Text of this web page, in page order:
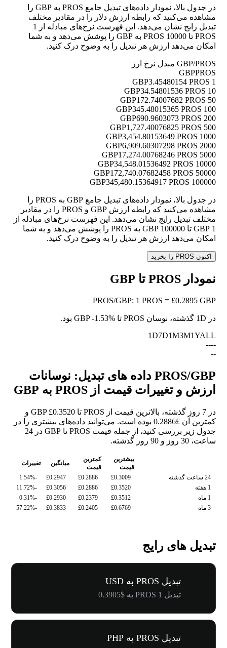
در جدول بالا، نمودار داده‌های تبدیل جامع PROS به GBP را
مشاهده می‌کنید که رابطه ارزش دلار را در مقادیر مختلف
تبدیل رایج نشان می‌دهد. این فهرست نرخ‌های مبادله از 1
PROS تا 10000 PROS به GBP را پوشش می‌دهد و به شما
امکان می‌دهد ارزش هر تبدیل را به وضوح درک کنید.
GBP/PROS مبدل نرخ ارز
GBPPROS
1 GBP
3.45480154 PROS
10 GBP
34.54801536 PROS
50 GBP
172.74007682 PROS
100 GBP
345.48015365 PROS
200 GBP
690.9603073 PROS
500 GBP
1,727.40076825 PROS
1000 GBP
3,454.80153649 PROS
2000 GBP
6,909.60307298 PROS
5000 GBP
17,274.00768246 PROS
10000 GBP
34,548.01536492 PROS
50000 GBP
172,740.07682458 PROS
100000 GBP
345,480.15364917 PROS
در جدول بالا، نمودار داده‌های تبدیل جامع GBP به PROS را
مشاهده می‌کنید که رابطه ارزش GBP و PROS را در مقادیر
مختلف تبدیل رایج نشان می‌دهد. این فهرست نرخ‌های مبادله از
1 GBP تا 100000 GBP به PROS را پوشش می‌دهد و به شما
امکان می‌دهد ارزش هر تبدیل را به وضوح درک کنید.
اکنون PROS را بخرید
نمودار PROS تا GBP
PROS/GBP: 1 PROS = £0.2895 GBP
در 1D گذشته، نوسان PROS تا GBP -1.53%
بود.
1D7D1M3M1YALL
--
--
--
PROS/GBP داده های تبدیل: نوسانات
ارزش و تغییرات قیمت از PROS به GBP
در 7 روز گذشته، بالاترین قیمت از PROS تا GBP £0.3520 و
کمترین آن £0.2886 بوده است. می‌توانید داده‌های بیشتری را در
جدول زیر بررسی کنید، از جمله قیمت PROS تا GBP در 24
ساعت، 30 روز و 90 روز گذشته.
بیشترین
قیمت
کمترین
قیمت
میانگین
تغییرات
24 ساعت گذشته
£0.3009
£0.2886
£0.2947
-1.54%
1 هفته
£0.3520
£0.2886
£0.3056
-11.72%
1 ماه
£0.3512
£0.2379
£0.2930
-0.31%
3 ماه
£0.6769
£0.2405
£0.3833
-57.22%
تبدیل های رایج
تبدیل PROS به USD
تبدیل 1 PROS به $0.3905
تبدیل PROS به PHP